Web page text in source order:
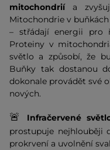
mitochondrií a
Mitochondrie v
– střádají energii pro
Proteiny v
světlo a způsobí, že
Buňky tak dostanou
dokonale provádět své
nových.
🚨 Infračervené
prostupuje nejhlouběji
prokrvení a uvolnění